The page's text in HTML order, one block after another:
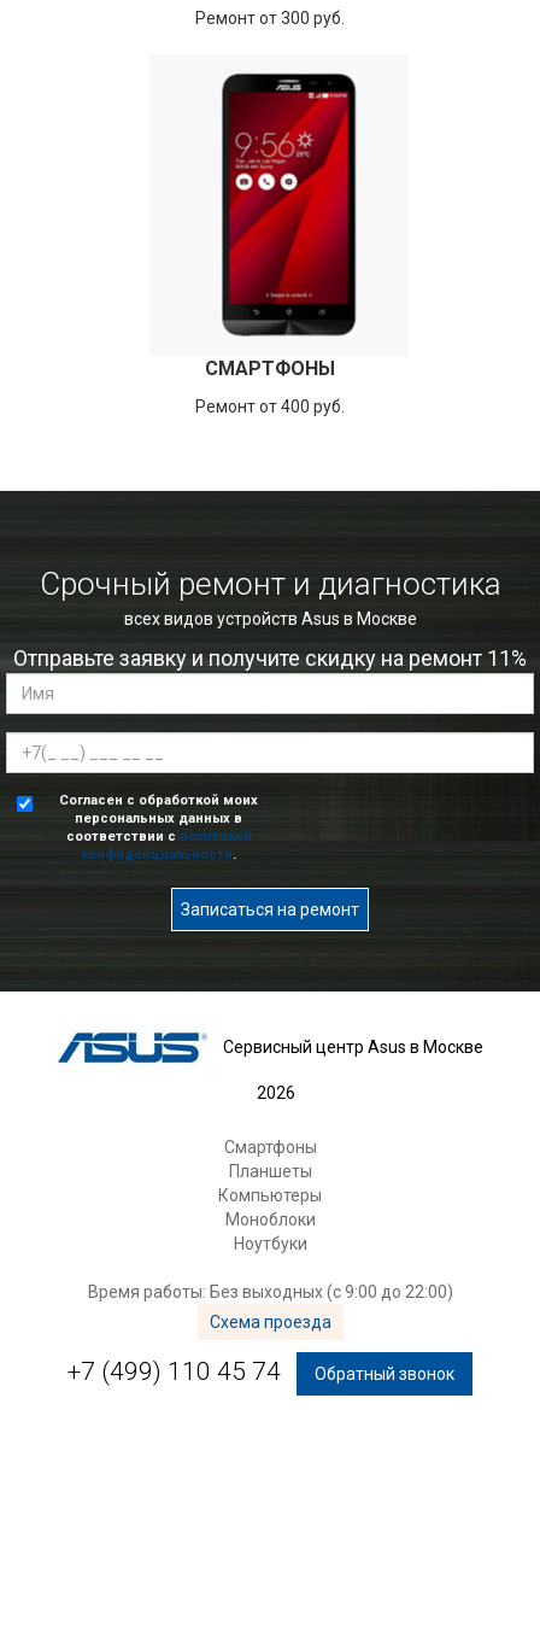
Ремонт от 300 руб.
СМАРТФОНЫ
Ремонт от 400 руб.
Срочный ремонт и диагностика
всех видов устройств Asus в Москве
Отправьте заявку и получите скидку на ремонт 11%
Согласен с обработкой моих
персональных данных в
соответствии с политикой
конфиденциальности.
Записаться на ремонт
Сервисный центр Asus в Москве
2026
Смартфоны
Планшеты
Компьютеры
Моноблоки
Ноутбуки
Время работы: Без выходных (с 9:00 до 22:00)
Схема проезда
+7 (499) 110 45 74 Обратный звонок